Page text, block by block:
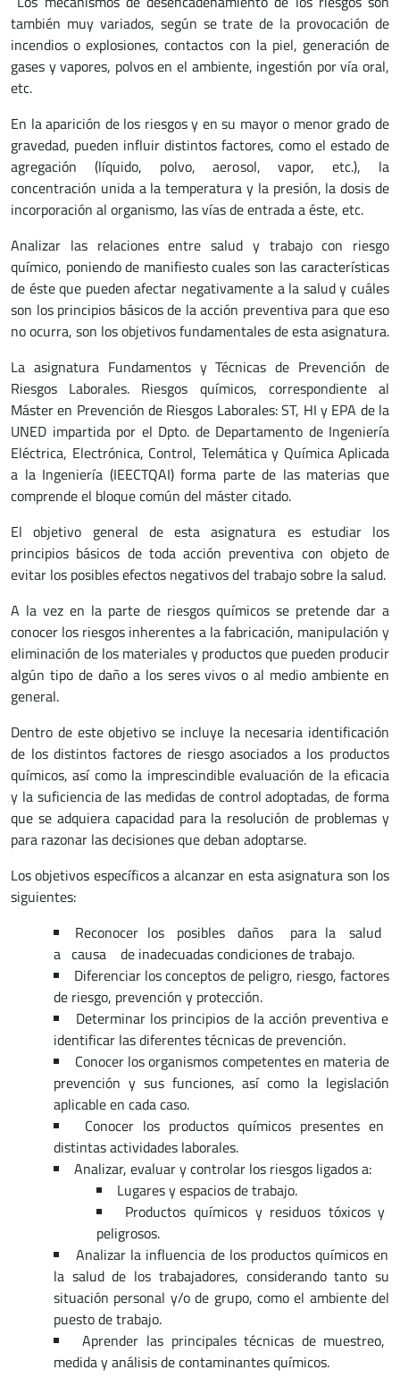
también muy variados, según se trate de la provocación de
incendios o explosiones, contactos con la piel, generación de
gases y vapores, polvos en el ambiente, ingestión por vía oral,
etc.
En la aparición de los riesgos y en su mayor o menor grado de
gravedad, pueden influir distintos factores, como el estado de
agregación (líquido, polvo, aerosol, vapor, etc.), la
concentración unida a la temperatura y la presión, la dosis de
incorporación al organismo, las vías de entrada a éste, etc.
Analizar las relaciones entre salud y trabajo con riesgo
químico, poniendo de manifiesto cuales son las características
de éste que pueden afectar negativamente a la salud y cuáles
son los principios básicos de la acción preventiva para que eso
no ocurra, son los objetivos fundamentales de esta asignatura.
La asignatura Fundamentos y Técnicas de Prevención de
Riesgos Laborales. Riesgos químicos, correspondiente al
Máster en Prevención de Riesgos Laborales: ST, HI y EPA de la
UNED impartida por el Dpto. de Departamento de Ingeniería
Eléctrica, Electrónica, Control, Telemática y Química Aplicada
a la Ingeniería (IEECTQAI) forma parte de las materias que
comprende el bloque común del máster citado.
El objetivo general de esta asignatura es estudiar los
principios básicos de toda acción preventiva con objeto de
evitar los posibles efectos negativos del trabajo sobre la salud.
A la vez en la parte de riesgos químicos se pretende dar a
conocer los riesgos inherentes a la fabricación, manipulación y
eliminación de los materiales y productos que pueden producir
algún tipo de daño a los seres vivos o al medio ambiente en
general.
Dentro de este objetivo se incluye la necesaria identificación
de los distintos factores de riesgo asociados a los productos
químicos, así como la imprescindible evaluación de la eficacia
y la suficiencia de las medidas de control adoptadas, de forma
que se adquiera capacidad para la resolución de problemas y
para razonar las decisiones que deban adoptarse.
Los objetivos específicos a alcanzar en esta asignatura son los
siguientes:
Reconocer los posibles daños para la salud
a causa de inadecuadas condiciones de trabajo.
Diferenciar los conceptos de peligro, riesgo, factores
de riesgo, prevención y protección.
Determinar los principios de la acción preventiva e
identificar las diferentes técnicas de prevención.
Conocer los organismos competentes en materia de
prevención y sus funciones, así como la legislación
aplicable en cada caso.
Conocer los productos químicos presentes en
distintas actividades laborales.
Analizar, evaluar y controlar los riesgos ligados a:
Lugares y espacios de trabajo.
Productos químicos y residuos tóxicos y
peligrosos.
Analizar la influencia de los productos químicos en
la salud de los trabajadores, considerando tanto su
situación personal y/o de grupo, como el ambiente del
puesto de trabajo.
Aprender las principales técnicas de muestreo,
medida y análisis de contaminantes químicos.